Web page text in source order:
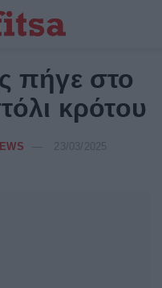
πήγε στο
κρότου
23/03/2025